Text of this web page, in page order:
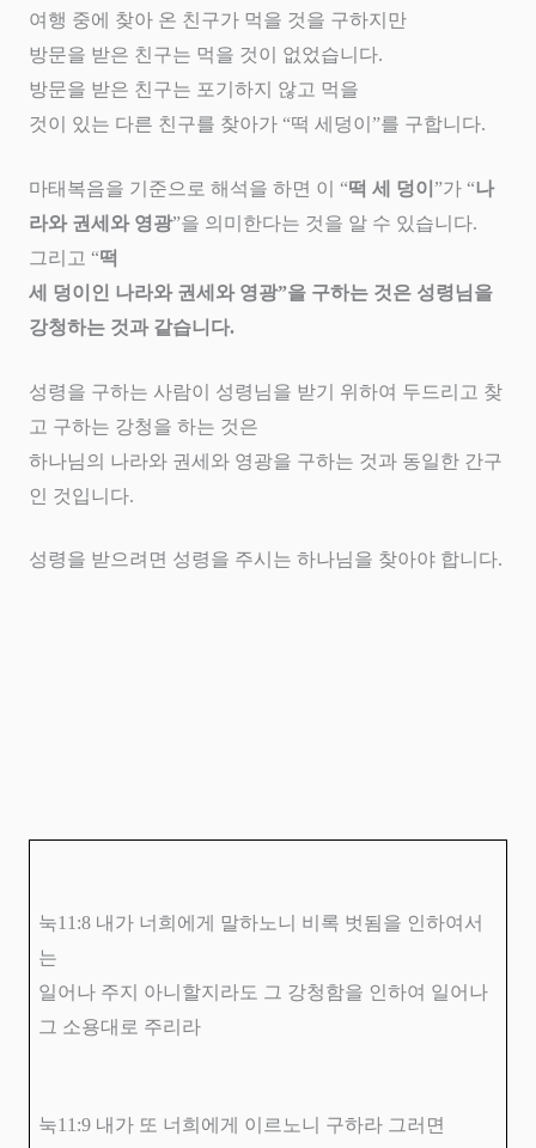
여행 중에 찾아 온 친구가 먹을 것을 구하지만
방문을 받은 친구는 먹을 것이 없었습니다.
방문을 받은 친구는 포기하지 않고 먹을
것이 있는 다른 친구를 찾아가 “떡 세덩이 ”를 구합니다.
마태복음을 기준으로 해석을 하면 이 “떡 세 덩이 ”가 “나
라와 권세와 영광”을 의미한다는 것을 알 수 있습니다.
그리고 “떡
세 덩이인 나라와 권세와 영광”을 구하는 것은 성령님을
강청하는 것과 같습니다.
성령을 구하는 사람이 성령님을 받기 위하여 두드리고 찾
고 구하는 강청을 하는 것은
하나님의 나라와 권세와 영광을 구하는 것과 동일한 간구
인 것입니다.
성령을 받으려면 성령을 주시는 하나님을 찾아야 합니다.
눅11:8 내가 너희에게 말하노니 비록 벗됨을 인하여서
는
일어나 주지 아니할지라도 그 강청함을 인하여 일어나
그 소용대로 주리라
눅11:9 내가 또 너희에게 이르노니 구하라 그러면